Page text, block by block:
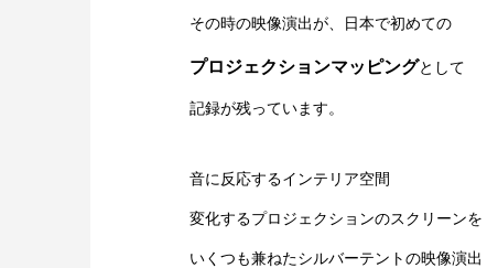
その時の映像演出が、日本で初めての
プロジェクションマッピングとして
記録が残っています。
音に反応するインテリア空間
変化するプロジェクションのスクリーンを
いくつも兼ねたシルバーテントの映像演出